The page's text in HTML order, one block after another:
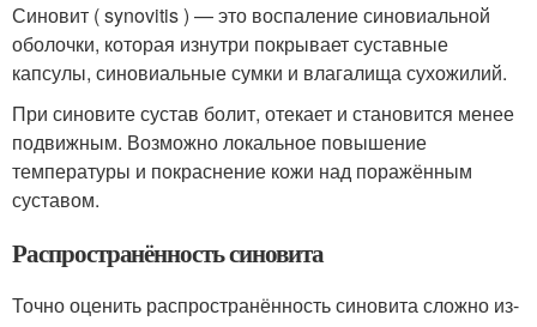
Синовит ( synovitis ) — это воспаление синовиальной
оболочки, которая изнутри покрывает суставные
капсулы, синовиальные сумки и влагалища сухожилий.
При синовите сустав болит, отекает и становится менее
подвижным. Возможно локальное повышение
температуры и покраснение кожи над поражённым
суставом.
Распространённость синовита
Точно оценить распространённость синовита сложно из-